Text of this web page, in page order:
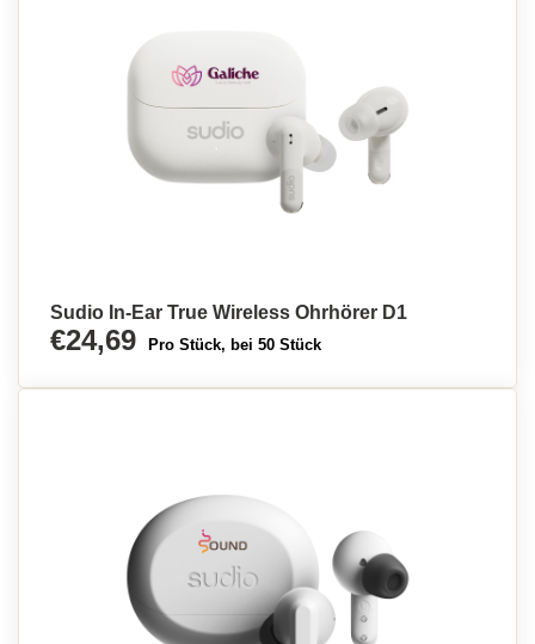
Sudio In-Ear True Wireless Ohrhörer D1
€24,69 Pro Stück, bei 50 Stück